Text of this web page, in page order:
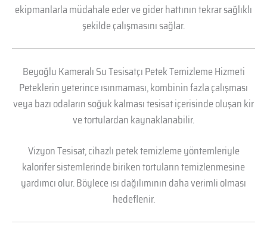
ekipmanlarla müdahale eder ve gider hattının tekrar sağlıklı
şekilde çalışmasını sağlar.
Beyoğlu Kameralı Su Tesisatçı Petek Temizleme Hizmeti
Peteklerin yeterince ısınmaması, kombinin fazla çalışması
veya bazı odaların soğuk kalması tesisat içerisinde oluşan kir
ve tortulardan kaynaklanabilir.
Vizyon Tesisat, cihazlı petek temizleme yöntemleriyle
kalorifer sistemlerinde biriken tortuların temizlenmesine
yardımcı olur. Böylece ısı dağılımının daha verimli olması
hedeflenir.